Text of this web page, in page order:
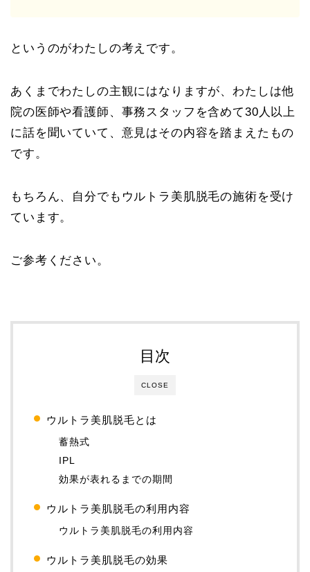
というのがわたしの考えです。
あくまでわたしの主観にはなりますが、わたしは他
院の医師や看護師、事務スタッフを含めて30人以上
に話を聞いていて、意見はその内容を踏まえたもの
です。
もちろん、自分でもウルトラ美肌脱毛の施術を受け
ています。
ご参考ください。
CLOSE
目次
ウルトラ美肌脱毛とは
蓄熱式
IPL
効果が表れるまでの期間
ウルトラ美肌脱毛の利用内容
ウルトラ美肌脱毛の利用内容
ウルトラ美肌脱毛の効果